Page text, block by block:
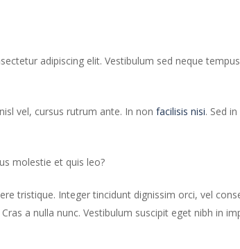
adipiscing elit. Vestibulum sed neque
vel, cursus rutrum ante. In non facilisis nisi. Sed
molestie et quis leo?
tristique. Integer tincidunt dignissim orci, vel
a nulla nunc. Vestibulum suscipit eget nibh in